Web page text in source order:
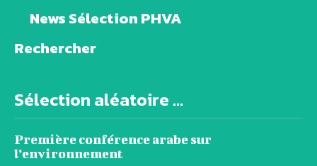
News Sélection PHVA
Rechercher
Sélection aléatoire ...
Première conférence arabe sur
l’environnement